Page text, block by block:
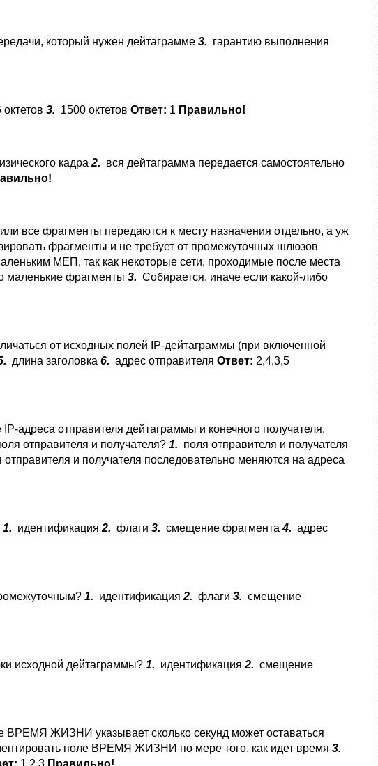
который нужен дейтаграмме 3. гарантию выполнения
3. 1500 октетов Ответ: 1 Правильно!
кадра 2. вся дейтаграмма передается самостоятельно
все фрагменты передаются к месту назначения отдельно, а уж
фрагменты и не требует от промежуточных шлюзов
МЕП, так как некоторые сети, проходимые после места
маленькие фрагменты 3. Собирается, иначе если какой-либо
от исходных полей IP-дейтаграммы (при включенной
длина заголовка 6. адрес отправителя Ответ: 2,4,3,5
отправителя дейтаграммы и конечного получателя.
отправителя и получателя? 1. поля отправителя и получателя
отправителя и получателя последовательно меняются на адреса
1. идентификация 2. флаги 3. смещение фрагмента4. адрес
1. идентификация 2. флаги 3. смещение
исходной дейтаграммы? 1. идентификация 2. смещение
ВРЕМЯ ЖИЗНИ указывает сколько секунд может оставаться
поле ВРЕМЯ ЖИЗНИ по мере того, как идет время 3.
1,2,3 Правильно!